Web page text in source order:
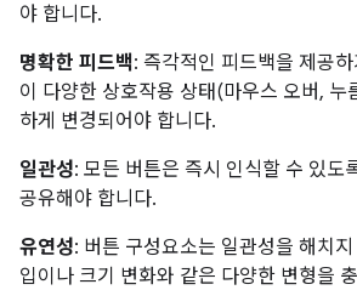
야 합니다.
명확한 피드백: 즉각적인 피드백을 제공
이 다양한 상호작용 상태(마우스 오버, 누
하게 변경되어야 합니다.
일관성: 모든 버튼은 즉시 인식할 수 있도
공유해야 합니다.
유연성: 버튼 구성요소는 일관성을 해치
입이나 크기 변화와 같은 다양한 변형을